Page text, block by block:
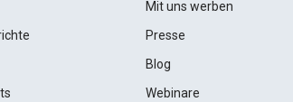
Mit uns werben
Presse
Blog
Webinare